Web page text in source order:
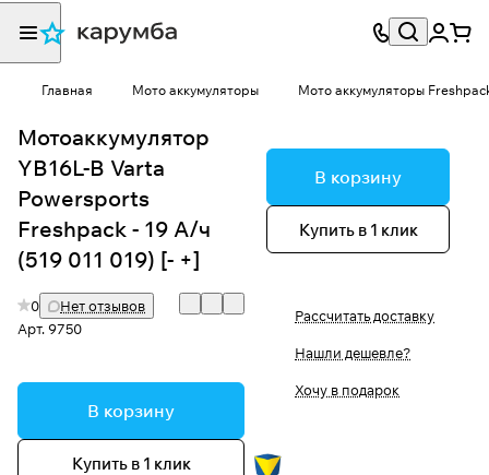
Главная Мото аккумуляторы Мото аккумуляторы
Мотоаккумулятор
YB16L-B Varta
Powersports
Freshpack - 19 А/ч
(519 011 019) [- +]
0
Нет отзывов
Арт.9750
В корзину
Купить в 1 клик
В корзину
Купить в 1 клик
Рассчитать доставку
Нашли дешевле?
Хочу в подарок